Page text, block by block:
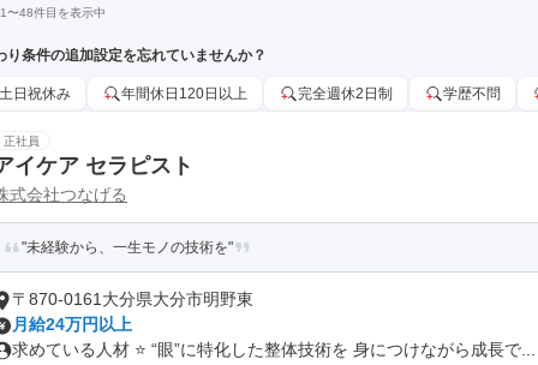
1〜48件目を表示中
り条件の追加設定を忘れていませんか？
土日祝休み 年間休日120日以上 完全週休2日制 学歴不問
正社員
イケア セラピスト
式会社つなげる
"未経験から、一生モノの技術を"
〒870-0161大分県大分市明野東
月給24万円以上
求めている人材 ⭐ “眼”に特化した整体技術を 身につけながら成長で...